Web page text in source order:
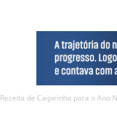
Receita de Caipirinha para o Ano